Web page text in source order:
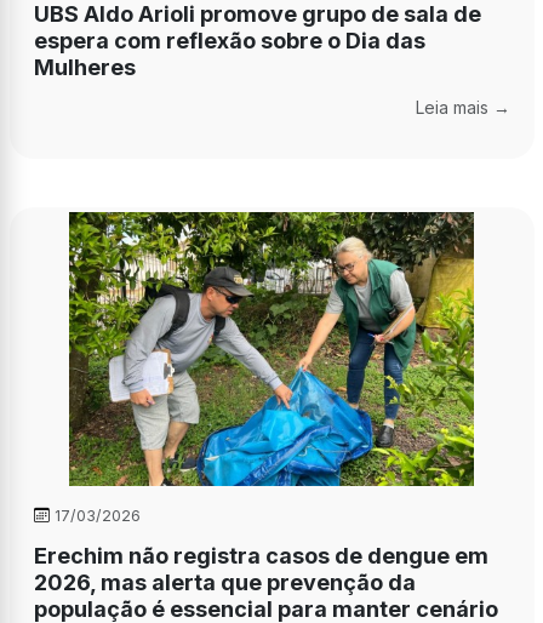
UBS Aldo Arioli promove grupo de sala de
espera com reflexão sobre o Dia das
Mulheres
Leia mais →
17/03/2026
Erechim não registra casos de dengue em
2026, mas alerta que prevenção da
população é essencial para manter cenário